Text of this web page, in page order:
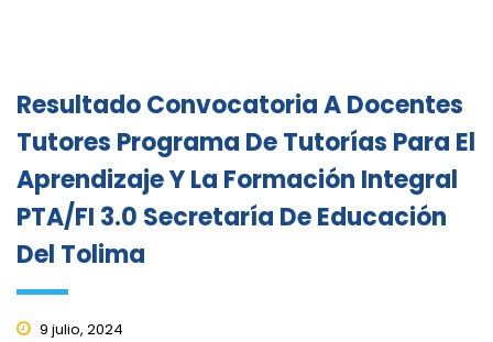
Resultado Convocatoria A Docentes
Tutores Programa De Tutorías Para El
Aprendizaje Y La Formación Integral
PTA/FI 3.0 Secretaría De Educación
Del Tolima
9 julio, 2024